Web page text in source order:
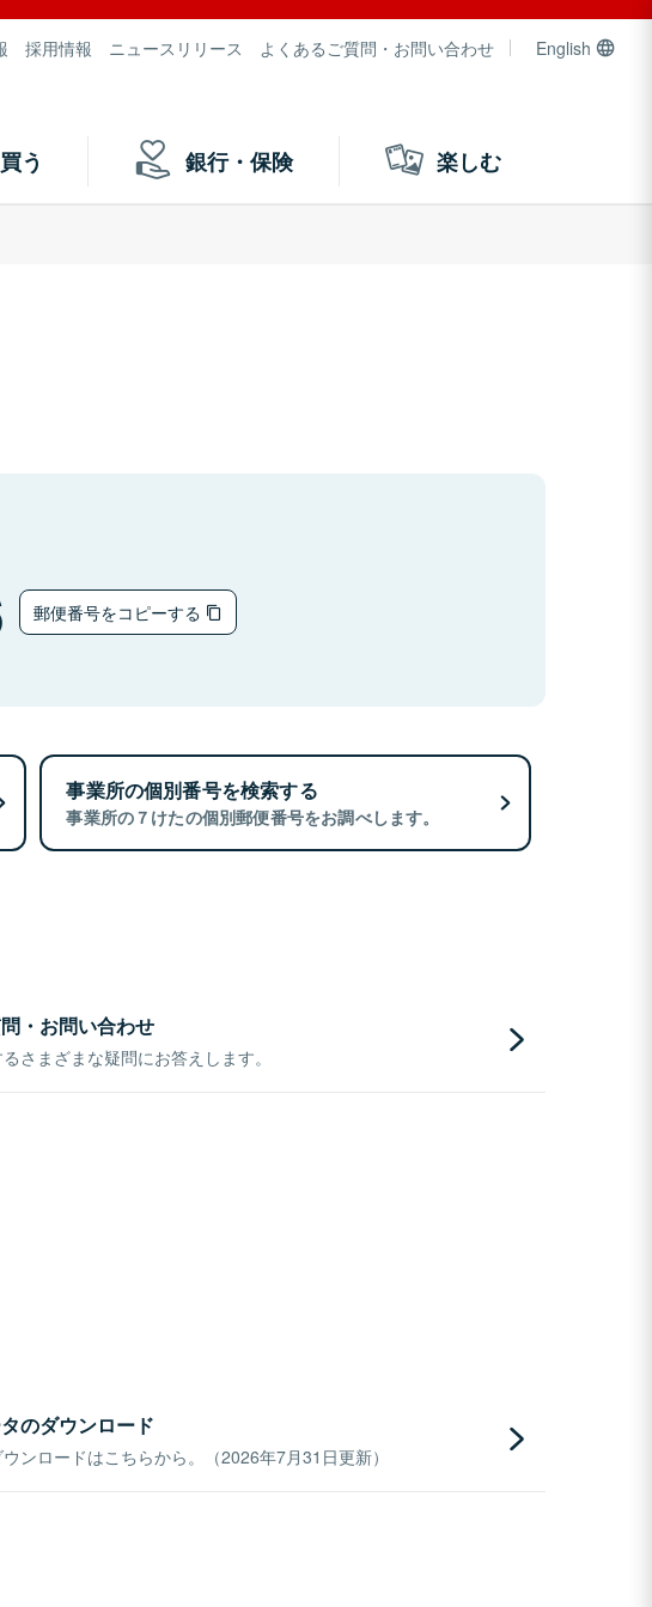
採用情報 ニュースリリース よくあるご質問・お問い合わせ English
買う 銀行・保険 楽しむ
郵便番号をコピーする
事業所の個別番号を検索する
事業所の７けたの個別郵便番号をお調べします。
・お問い合わせ
さまざまな疑問にお答えします。
のダウンロード
ンロードはこちらから。（2026年7月31日更新）